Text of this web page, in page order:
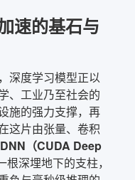
速的基石与
深度学习模型正以
、工业乃至社会的
施的强力支撑，再
这片由张量、卷积
（CUDA Deep
根深埋地下的支柱，